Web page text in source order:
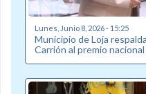
Lunes, Junio 8, 2026 - 15:25
Municipio de Loja
Carrión al premio